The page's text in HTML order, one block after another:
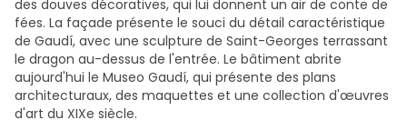
des douves décoratives, qui lui donnent un air de conte de
fées. La façade présente le souci du détail caractéristique
de Gaudí, avec une sculpture de Saint-Georges terrassant
le dragon au-dessus de l'entrée. Le bâtiment abrite
aujourd'hui le Museo Gaudí, qui présente des plans
architecturaux, des maquettes et une collection d'œuvres
d'art du XIXe siècle.